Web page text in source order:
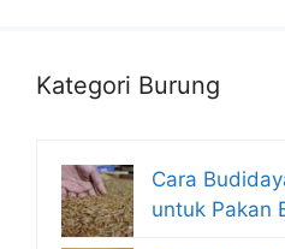
Kategori Burung
Cara
untuk Pakan